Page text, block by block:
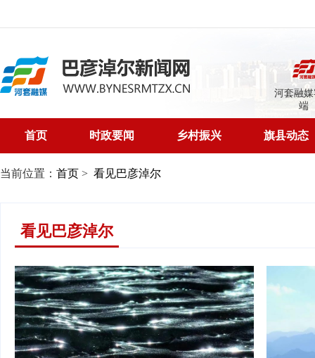
河套融
端
首页 时政要闻 乡村振兴 旗县动态
当前位置： 首页 > 看见巴彦淖尔
看见巴彦淖尔